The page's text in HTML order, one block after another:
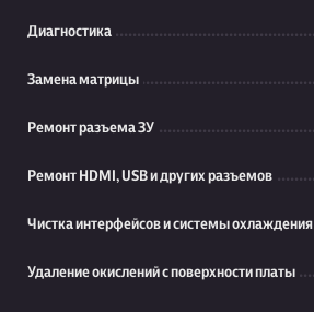
Диагностика
Замена матрицы
Ремонт разъема ЗУ
Ремонт HDMI, USB и других разъемов
Чистка интерфейсов и системы охлаждения
Удаление окислений с поверхности платы